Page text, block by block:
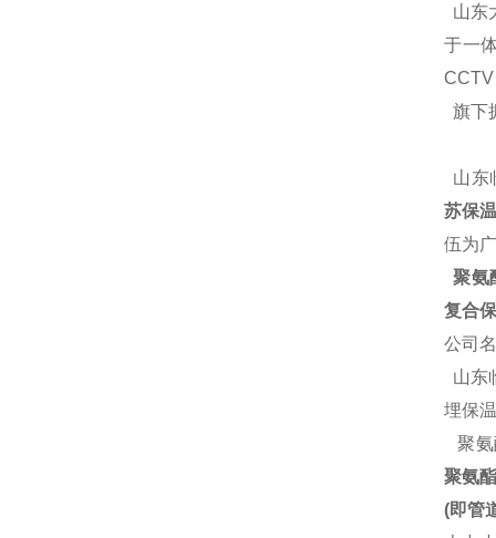
山东
于一
旗下
山东
苏保
伍为
聚氨
复合
公司
山东
埋保
聚氨
聚氨
(即管